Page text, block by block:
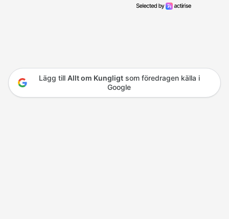
Lägg till Allt om Kungligtsom föredragen källa i
Google